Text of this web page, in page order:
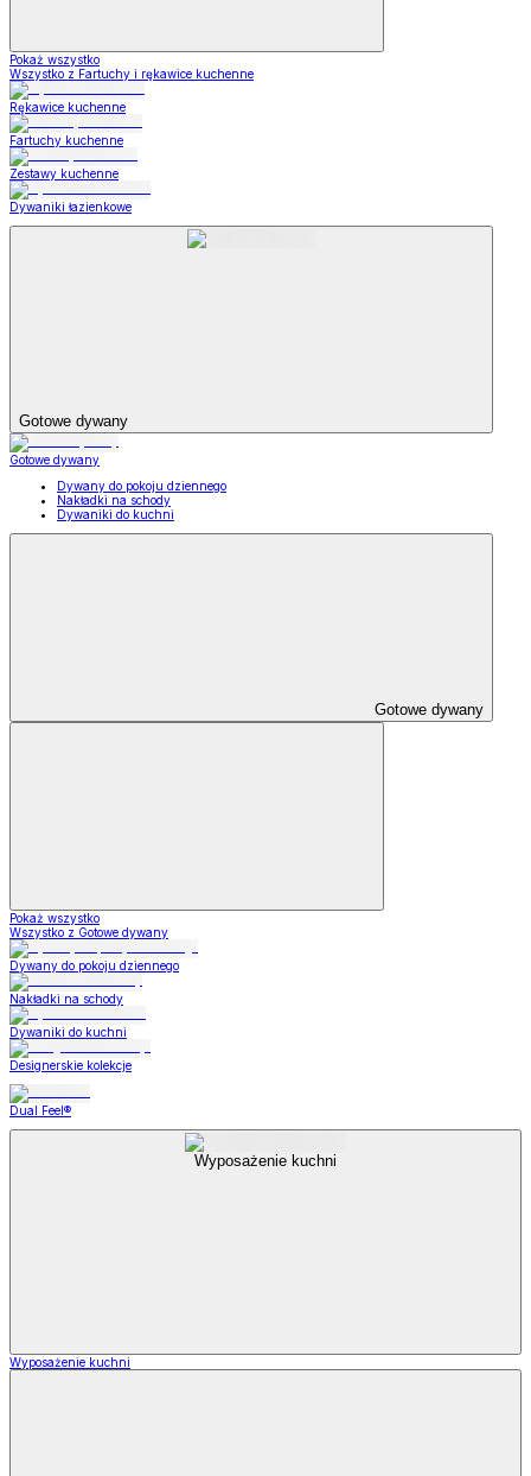
Pokaż wszystko
Wszystko z Fartuchy i rękawice kuchenne
Rękawice kuchenne
Fartuchy kuchenne
Zestawy kuchenne
Dywaniki łazienkowe
Gotowe dywany
Gotowe dywany
Dywany do pokoju dziennego
Nakładki na schody
Dywaniki do kuchni
Gotowe dywany
Pokaż wszystko
Wszystko z Gotowe dywany
Dywany do pokoju dziennego
Nakładki na schody
Dywaniki do kuchni
Designerskie kolekcje
Dual Feel®
Wyposażenie kuchni
Wyposażenie kuchni